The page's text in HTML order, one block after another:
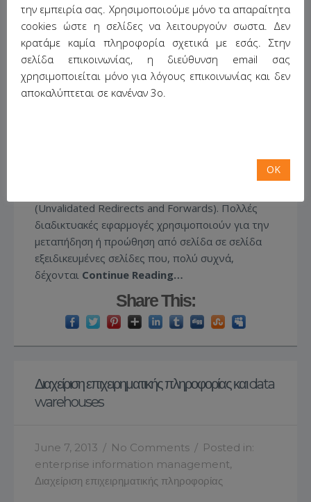
(Unvalidated Redirects and Forwards). Πολλές
διαδικτυακές εφαρμογές χρησιμοποιούν για την
μεταπήδηση ή προώθηση από σελίδα σε σελίδα
εξειδικευμένες σελίδες που, πολύ συχνά,
δέχονται Continue Reading…
Share This:
Διαχείριση επιχειρηματικής πληροφορίας και data
warehouses
June 7, 2013 / No Comments / Posted in:
enterprise information management,
Διαχείριση επιχειρηματικής πληροφορίας
την εμπειρία σας. Χρησιμοποιούμε μόνο τα απαραίτητα
cookies ώστε η σελίδες να λειτουργούν σωστα. Δεν
κρατάμε καμία πληροφορία σχετικά με εσάς. Στην
σελίδα επικοινωνίας, η διεύθυνση email σας
χρησιμοποιείται μόνο για λόγους επικοινωνίας και δεν
αποκαλύπτεται σε κανέναν 3ο.
OK